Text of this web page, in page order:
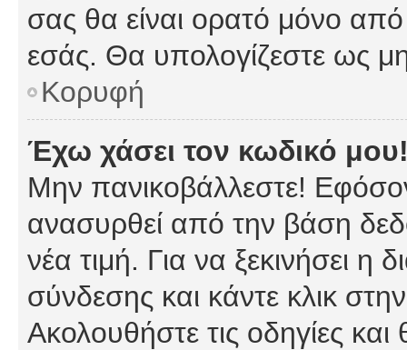
σας θα είναι ορατό μόνο από
εσάς. Θα υπολογίζεστε ως
Κορυφή
Έχω χάσει τον κωδικό
Μην πανικοβάλλεστε!
ανασυρθεί από την βάση
νέα τιμή. Για να ξεκινήσει η
σύνδεσης και κάντε κλικ
Ακολουθήστε τις οδηγίες